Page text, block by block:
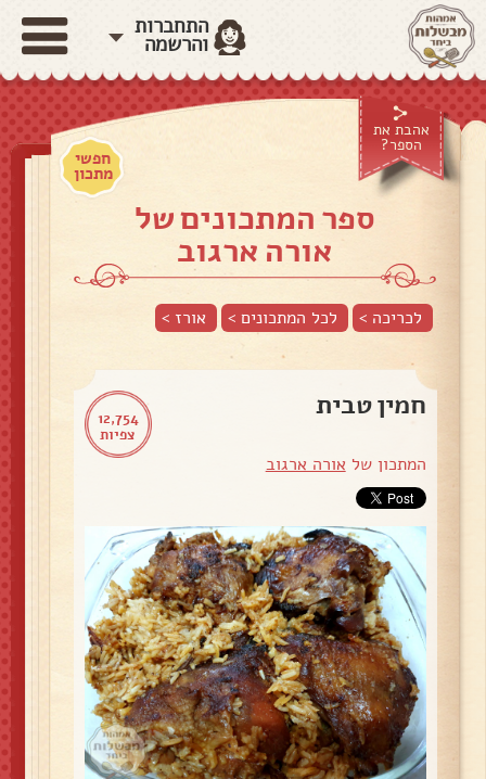
התחברות
והרשמה
אהבת את
הספר?
חפשי
מתכון
ספר המתכונים של
אורה ארגוב
לכריכה > לכל המתכונים > אורז >
12,754
צפיות
חמין טבית
המתכון של אורה ארגוב